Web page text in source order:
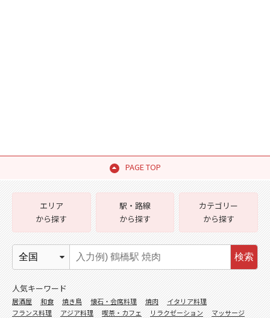
PAGE TOP
エリア
から探す
駅・路線
から探す
カテゴリー
から探す
検索
人気キーワード
居酒屋 和食 焼き鳥 懐石・会席料理 焼肉
イタリア料理
フランス料理
アジア料理 喫茶・カフェ リラクゼーション
マッサージ